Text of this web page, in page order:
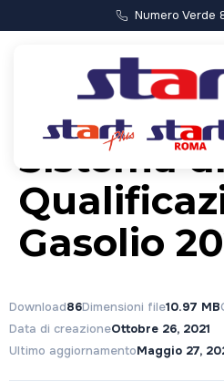
Numero
Sistema di
Gasolio
Download86Dimensioni file10.97 MB
Data di creazioneOttobre 26, 2021
Ultimo aggiornamentoMaggio 27,